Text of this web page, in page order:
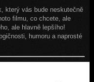
který vás bude neskutečně
filmu, co chcete, ale
ale hlavně lepšího!
humoru a naprosté